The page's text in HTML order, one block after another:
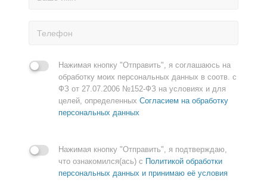
Нажимая кнопку "Отправить", я соглашаюсь на
обработку моих персональных данных в соотв. с
ФЗ от 27.07.2006 №152-ФЗ на условиях и для
целей, определенных Согласием на обработку
персональных данных
Нажимая кнопку "Отправить", я подтверждаю,
что ознакомился(ась) с Политикой обработки
персональных данных и принимаю её условия